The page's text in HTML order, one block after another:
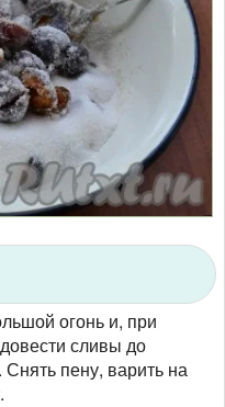
огонь и, при
сливы до
пену, варить на